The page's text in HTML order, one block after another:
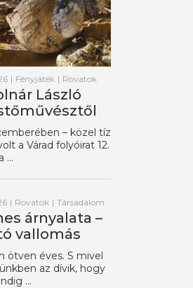
| Fényjáték | Rovatok
László
– közel tíz
a Várad folyóirat 12.
...
| Rovatok | Társadalom
árnyalata –
vallomás
ötven éves. S mivel
az dívik, hogy
...